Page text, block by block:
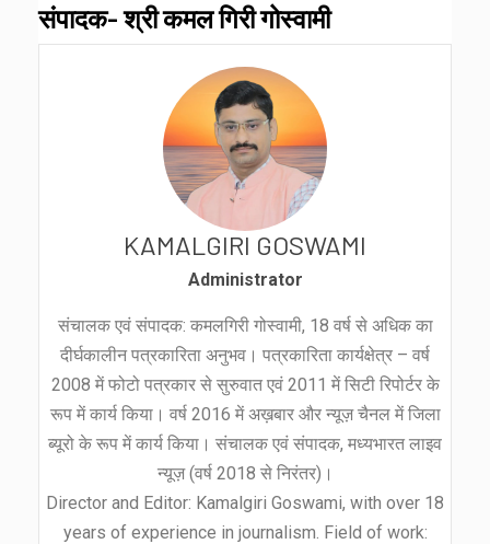
संपादक- श्री कमल गिरी गोस्वामी
KAMALGIRI GOSWAMI
Administrator
संचालक एवं संपादक: कमलगिरी गोस्वामी, 18 वर्ष से अधिक का
दीर्घकालीन पत्रकारिता अनुभव। पत्रकारिता कार्यक्षेत्र – वर्ष
2008 में फोटो पत्रकार से सुरुवात एवं 2011 में सिटी रिपोर्टर के
रूप में कार्य किया। वर्ष 2016 में अख़बार और न्यूज़ चैनल में जिला
ब्यूरो के रूप में कार्य किया। संचालक एवं संपादक, मध्यभारत लाइव
न्यूज़ (वर्ष 2018 से निरंतर)।
Director and Editor: Kamalgiri Goswami, with over 18
years of experience in journalism. Field of work: